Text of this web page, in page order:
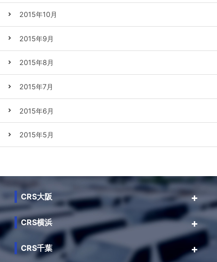
2015年10月
2015年9月
2015年8月
2015年7月
2015年6月
2015年5月
CRS大阪
CRS横浜
CRS千葉